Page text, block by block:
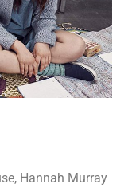
Hannah Murray